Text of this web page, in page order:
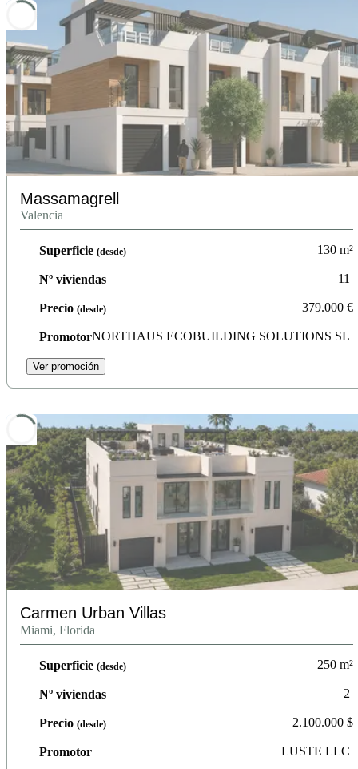
Massamagrell
Valencia
Superficie (desde) 130 m²
Nº viviendas 11
Precio (desde) 379.000 €
PromotorNORTHAUS ECOBUILDING SOLUTIONS SL
Ver promoción
Carmen Urban Villas
Miami, Florida
Superficie (desde) 250 m²
Nº viviendas 2
Precio (desde) 2.100.000 $
Promotor LUSTE LLC